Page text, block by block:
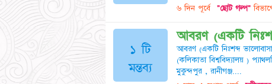
৬ দিন পূর্বে "ছোট গল্প"
১ টি
মন্তব্য
আবরণ (একটি
আবরণ (একটি নিঃশব্দ
(কলিকাতা বিশ্ববিদ্যালয় )
মুকুন্দপুর , রানীগঞ্জ....